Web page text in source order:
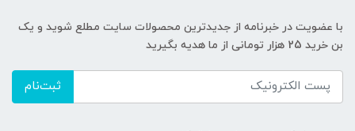
با عضویت در خبرنامه از جدیدترین محصولات سایت مطلع شوید و یک
بن خرید 25 هزار تومانی از ما هدیه بگیرید
ثبت‌نام